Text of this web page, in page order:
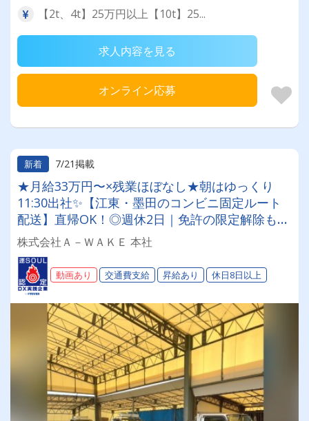
【2t、4t】25万円以上【10t】25...
求人内容を見る
オンライン応募
新着 7/21掲載
★月給33万円〜×残業ほぼなし★朝はゆっくり
11:30出社✨【江東・墨田のコンビニ固定ルート
配送】直帰OK！◎週休2日｜免許の限定解除も全
額負担◎無理なく稼いで、プライベートも最高に
楽しめるドライバーへ✨
株式会社Ａ－ＷＡＫＥ 本社
動画あり 交通費支給 昇給あり 休日8日以上